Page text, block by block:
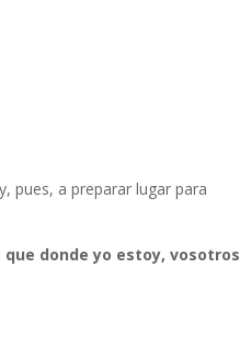
pues, a preparar lugar para
donde yo estoy, vosotros